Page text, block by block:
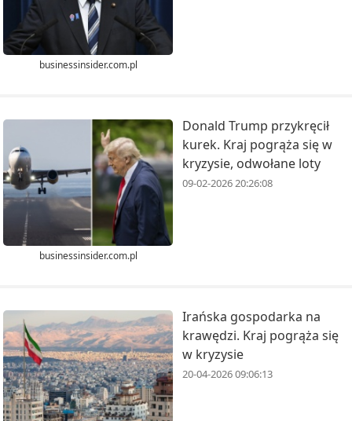
businessinsider.com.pl
businessinsider.com.pl
Donald Trump przykręcił
kurek. Kraj pogrąża się w
kryzysie, odwołane loty
09-02-2026 20:26:08
Irańska gospodarka na
krawędzi. Kraj pogrąża się
w kryzysie
20-04-2026 09:06:13